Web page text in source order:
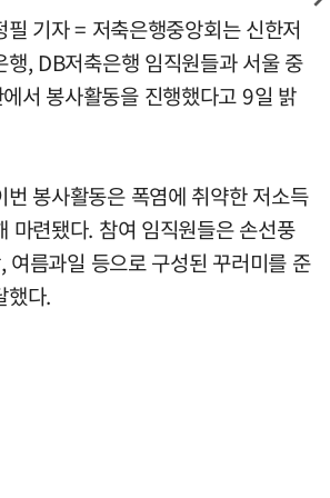
기자 = 저축은행중앙회는 신한저
행, DB저축은행 임직원들과 서울 중
서 봉사활동을 진행했다고 9일 밝
번 봉사활동은 폭염에 취약한 저소득
마련됐다. 참여 임직원들은 손선풍
여름과일 등으로 구성된 꾸러미를 준
했다.